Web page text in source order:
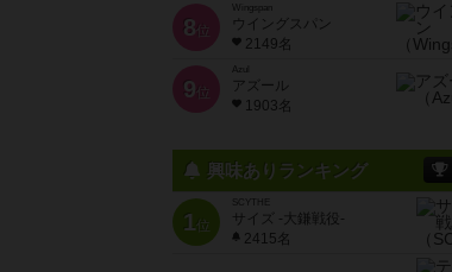
8 位
Wingspan
ウイングスパン
2149名
9 位
Azul
アズール
1903名
興味ありランキング
1位
SCYTHE
サイズ -大鎌戦役-
2415名